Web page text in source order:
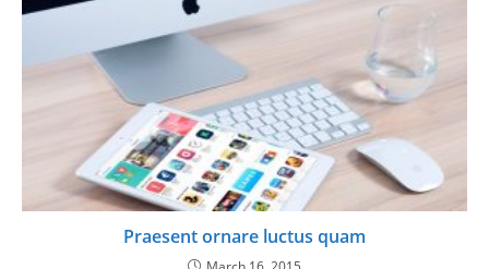
Praesent ornare luctus quam